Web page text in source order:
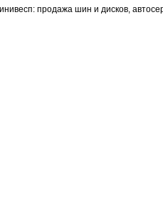
продажа шин и дисков,